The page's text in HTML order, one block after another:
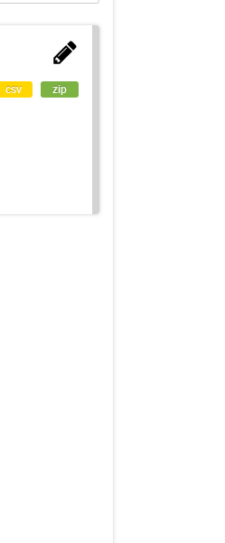
csv zip